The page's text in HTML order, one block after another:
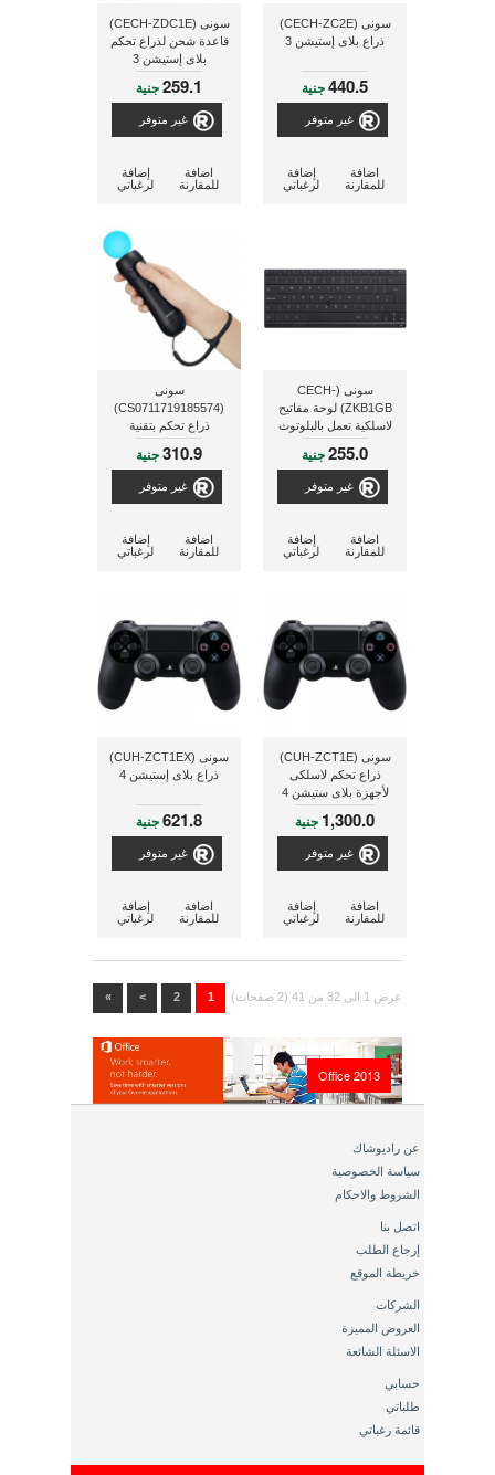
سونى (CECH-ZC2E)
ذراع بلاى إستيشن 3
440.5جنية
غير متوفر
إضافة
لرغباتي
اضافة
للمقارنة
سونى (CECH-ZDC1E)
قاعدة شحن لذراع تحكم
بلاى إستيشن 3
259.1جنية
غير متوفر
إضافة
لرغباتي
اضافة
للمقارنة
سونى (CECH-
ZKB1GB) لوحة مفاتيح
لاسلكية تعمل بالبلوتوث
لجهاز بلاى إستيشن 3
255.0جنية
غير متوفر
إضافة
لرغباتي
اضافة
للمقارنة
سونى
(CS0711719185574)
ذراع تحكم بتقنية
الإحساس بالحركة
310.9جنية
غير متوفر
إضافة
لرغباتي
اضافة
للمقارنة
سونى (CUH-ZCT1E)
ذراع تحكم لاسلكى
لأجهزة بلاى ستيشن 4
(PS4)
1,300.0 جنية
غير متوفر
إضافة
لرغباتي
اضافة
للمقارنة
سونى (CUH-ZCT1EX)
ذراع بلاى إستيشن 4
621.8جنية
غير متوفر
إضافة
لرغباتي
اضافة
للمقارنة
1
2
>
» عرض 1 الى 32 من 41 (2 صفحات)
Office 2013
عن راديوشاك
سياسة الخصوصية
الشروط والاحكام
اتصل بنا
إرجاع الطلب
خريطة الموقع
الشركات
العروض المميزة
الاسئلة الشائعة
حسابي
طلباتي
قائمة رغباتي